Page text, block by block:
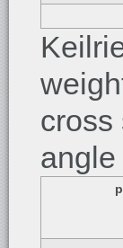
cross
angle